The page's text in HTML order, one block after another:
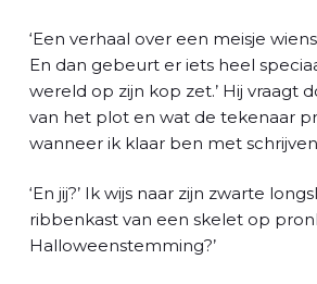
‘Een verhaal over een meisje
En dan gebeurt er iets heel
wereld op zijn kop zet.’ Hij vraagt
van het plot en wat de tekenaar
wanneer ik klaar ben met
‘En jij?’ Ik wijs naar zijn zwarte
ribbenkast van een skelet op
Halloweenstemming?’